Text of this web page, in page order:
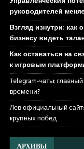
руководителей
Взгляд изнутри: как
бизнесу видеть
Как оставаться на
к игровым
Telegram-чаты:
времени?
Лев официальный
крупных побед
АРХИВЫ